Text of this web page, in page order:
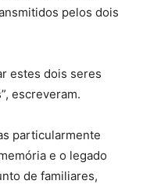
pelos dois
estes dois seres
escreveram.
particularmente
e o legado
de familiares,